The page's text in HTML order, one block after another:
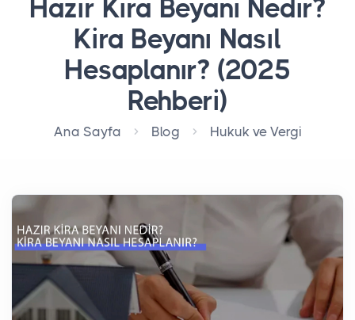
Hazır Kira Beyanı Nedir?
Kira Beyanı Nasıl
Hesaplanır? (2025
Rehberi)
Ana Sayfa Blog Hukuk ve Vergi